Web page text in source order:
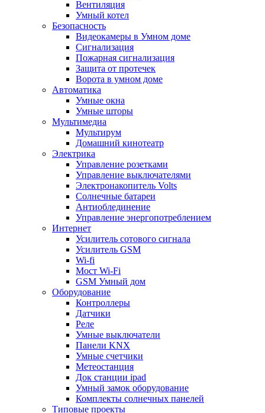
Вентиляция
Умный котел
Безопасность
Видеокамеры в Умном доме
Сигнализация
Пожарная сигнализация
Защита от протечек
Ворота в умном доме
Автоматика
Умные окна
Умные шторы
Мультимедиа
Мультирум
Домашний кинотеатр
Электрика
Управление розетками
Управление выключателями
Электронакопитель Volts
Солнечные батареи
Антиоблединение
Управление энергопотреблением
Интернет
Усилитель сотового сигнала
Усилитель GSM
Wi-fi
Мост Wi-Fi
GSM Умный дом
Оборудование
Контроллеры
Датчики
Реле
Умные выключатели
Панели KNX
Умные счетчики
Метеостанция
Док станции ipad
Умный замок оборудование
Комплекты солнечных панелей
Типовые проекты